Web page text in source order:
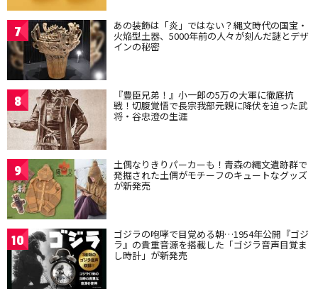
7 あの装飾は「炎」ではない？縄文時代の国宝・
火焔型土器、5000年前の人々が刻んだ謎とデザ
インの秘密
8 『豊臣兄弟！』小一郎の5万の大軍に徹底抗
戦！切腹覚悟で長宗我部元親に降伏を迫った武
将・谷忠澄の生涯
9 土偶なりきりパーカーも！青森の縄文遺跡群で
発掘された土偶がモチーフのキュートなグッズ
が新発売
10 ゴジラの咆哮で目覚める朝…1954年公開『ゴジ
ラ』の貴重音源を搭載した「ゴジラ音声目覚ま
し時計」が新発売